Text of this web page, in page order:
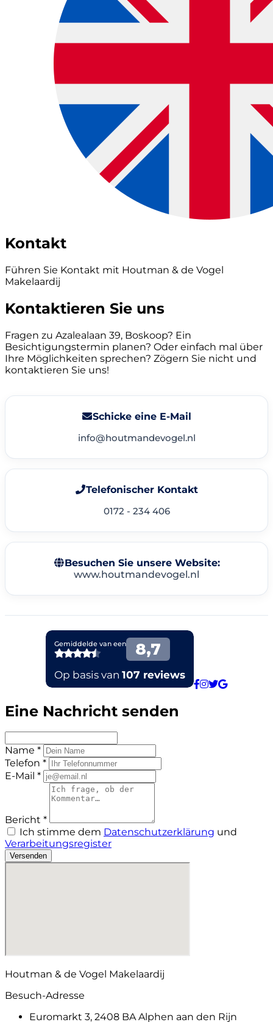
Kontakt
Führen Sie Kontakt mit Houtman & de Vogel
Makelaardij
Kontaktieren Sie uns
Fragen zu Azalealaan 39, Boskoop? Ein
Besichtigungstermin planen? Oder einfach mal über
Ihre Möglichkeiten sprechen? Zögern Sie nicht und
kontaktieren Sie uns!
Schicke eine E-Mail
info@houtmandevogel.nl
Telefonischer Kontakt
0172 - 234 406
Besuchen Sie unsere Website:
www.houtmandevogel.nl
Eine Nachricht senden
Name *
Telefon *
E-Mail *
Bericht *
Ich stimme dem Datenschutzerklärung und
Verarbeitungsregister
Versenden
Houtman & de Vogel Makelaardij
Besuch-Adresse
Euromarkt 3, 2408 BA Alphen aan den Rijn